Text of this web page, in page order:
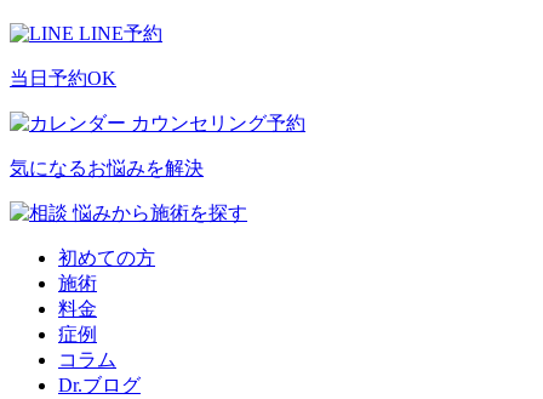
LINE予約
当日予約OK
カウンセリング予約
気になるお悩みを解決
悩みから施術を探す
初めての方
施術
料金
症例
コラム
Dr.ブログ